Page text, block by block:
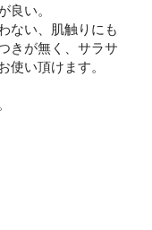
い。
ない、肌触りにも
きが無く、サラサ
使い頂けます。